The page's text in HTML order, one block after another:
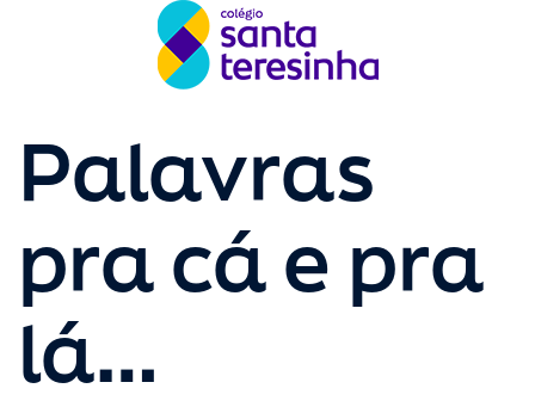
Palavras
pra cá e pra
lá…